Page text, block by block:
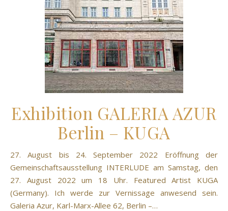
Exhibition GALERIA AZUR
Berlin – KUGA
27. August bis 24. September 2022 Eröffnung der
Gemeinschaftsausstellung INTERLUDE am Samstag, den
27. August 2022 um 18 Uhr. Featured Artist KUGA
(Germany). Ich werde zur Vernissage anwesend sein.
Galeria Azur, Karl-Marx-Allee 62, Berlin –…